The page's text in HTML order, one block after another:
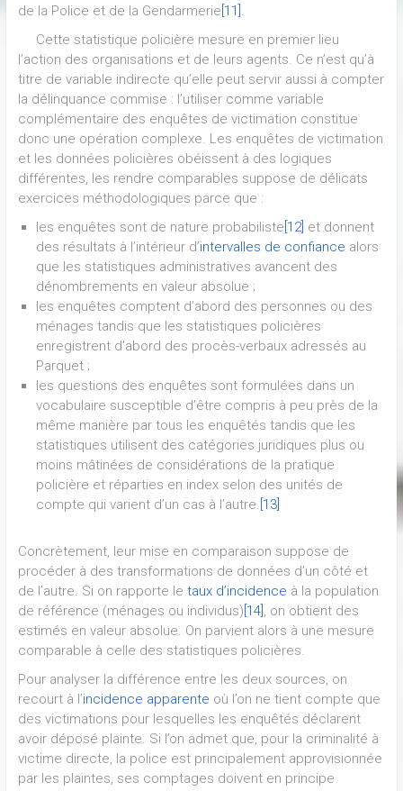
de la Police et de la Gendarmerie [11] .
Cette statistique policière mesure en premier lieu
l’action des organisations et de leurs agents. Ce n’est qu’à
titre de variable indirecte qu’elle peut servir aussi à compter
la délinquance commise : l’utiliser comme variable
complémentaire des enquêtes de victimation constitue
donc une opération complexe. Les enquêtes de victimation
et les données policières obéissent à des logiques
différentes, les rendre comparables suppose de délicats
exercices méthodologiques parce que :
les enquêtes sont de nature probabiliste [12] et donnent
des résultats à l’intérieur d’intervalles de confiance alors
que les statistiques administratives avancent des
dénombrements en valeur absolue ;
les enquêtes comptent d’abord des personnes ou des
ménages tandis que les statistiques policières
enregistrent d’abord des procès-verbaux adressés au
Parquet ;
les questions des enquêtes sont formulées dans un
vocabulaire susceptible d’être compris à peu près de la
même manière par tous les enquêtés tandis que les
statistiques utilisent des catégories juridiques plus ou
moins mâtinées de considérations de la pratique
policière et réparties en index selon des unités de
compte qui varient d’un cas à l’autre. [13]
Concrètement, leur mise en comparaison suppose de
procéder à des transformations de données d’un côté et
de l’autre. Si on rapporte le taux d’incidence à la population
de référence (ménages ou individus) [14] , on obtient des
estimés en valeur absolue. On parvient alors à une mesure
comparable à celle des statistiques policières.
Pour analyser la différence entre les deux sources, on
recourt à l’incidence apparente où l’on ne tient compte que
des victimations pour lesquelles les enquêtés déclarent
avoir déposé plainte. Si l’on admet que, pour la criminalité à
victime directe, la police est principalement approvisionnée
par les plaintes, ses comptages doivent en principe